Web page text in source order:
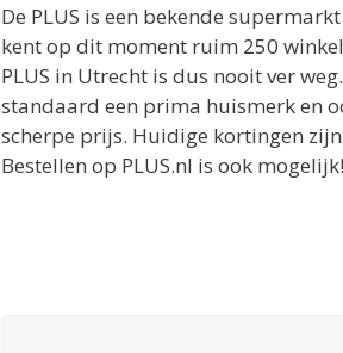
Lidl Maarssen
Nijverheidsweg 2
Maarssen 3606AJ
5.4 km
Routebeschrijving
De PLUS is een bekende
kent op dit moment ruim 250
PLUS in Utrecht is dus nooit ver
standaard een prima huismerk en
scherpe prijs. Huidige kortingen
Bestellen op PLUS.nl is ook mogelijk!